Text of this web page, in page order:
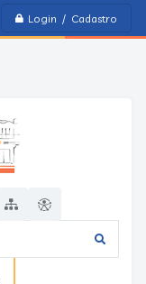
Login / Cadastro